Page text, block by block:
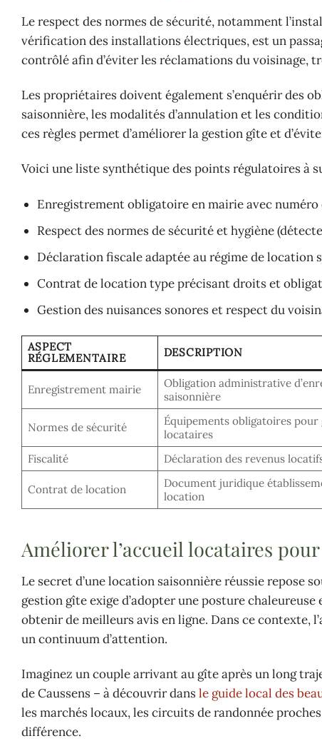
Le respect des normes de sécurité, notamment
vérification des installations électriques, est un
contrôlé afin d’éviter les réclamations du voisinage,
Les propriétaires doivent également s’enquérir des
saisonnière, les modalités d’annulation et les
ces règles permet d’améliorer la gestion gîte et
Voici une liste synthétique des points régulatoires à
Enregistrement obligatoire en mairie avec numéro
Respect des normes de sécurité et hygiène
Déclaration fiscale adaptée au régime de location
Contrat de location type précisant droits et
Gestion des nuisances sonores et respect du
ASPECT
RÉGLEMENTAIRE
DESCRIPTION
Enregistrement mairie
Obligation administrative
saisonnière
Normes de sécurité
Équipements obligatoires
locataires
Fiscalité Déclaration des revenus
Contrat de location
Document juridique
location
Améliorer l’accueil locataires
Le secret d’une location saisonnière réussie repose
gestion gîte exige d’adopter une posture
obtenir de meilleurs avis en ligne. Dans ce contexte,
un continuum d’attention.
Imaginez un couple arrivant au gîte après un long
de Caussens – à découvrir dans le guide local des
les marchés locaux, les circuits de randonnée
différence.